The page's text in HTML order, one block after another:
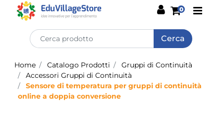
0
Home Catalogo Prodotti
Gruppi di Continuità
Accessori Gruppi di Continuità
Sensore di temperatura per gruppi di continuità
online a doppia conversione